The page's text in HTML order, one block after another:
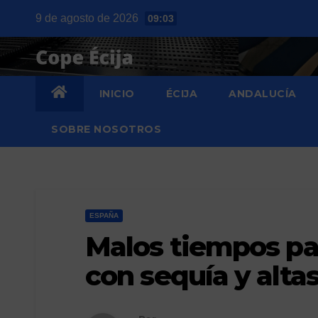
contenido
9 de agosto de 2026 09:03
INICIO ÉCIJA ANDALUCÍA
SOBRE NOSOTROS
ESPAÑA
Malos tiempos
con sequía y